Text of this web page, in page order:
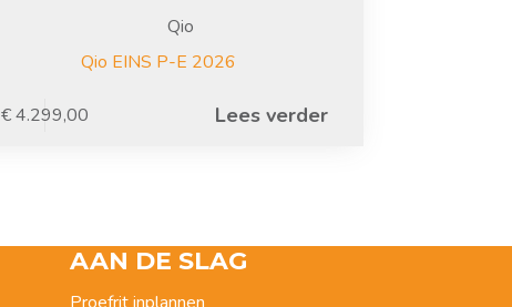
Qio
Qio EINS P-E 2026
€4.299,00 Lees verder
AAN DE SLAG